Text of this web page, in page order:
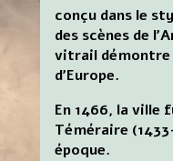
conçu dans le
des scènes de
vitrail démontre
d'Europe.
En 1466, la ville
Téméraire
époque.